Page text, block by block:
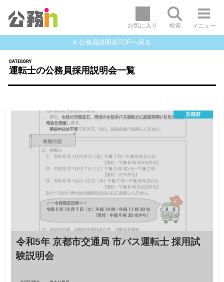
お気に入り 検索 メニュー
公務員説明会TOPへ戻る
運転士の公務員採用説明会一覧
京都府
令和5年 京都市交通局 市バス運転士 採用試
験説明会